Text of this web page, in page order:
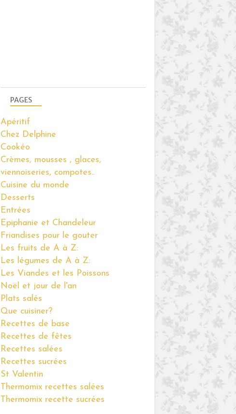
PAGES
Apéritif
Chez Delphine
Cookéo
Crèmes, mousses , glaces,
viennoiseries, compotes..
Cuisine du monde
Desserts
Entrées
Epiphanie et Chandeleur
Friandises pour le gouter
Les fruits de A à Z:
Les légumes de A à Z:
Les Viandes et les Poissons
Noël et jour de l'an
Plats salés
Que cuisiner?
Recettes de base
Recettes de fêtes
Recettes salées
Recettes sucrées
St Valentin
Thermomix recettes salées
Thermomix recette sucrées